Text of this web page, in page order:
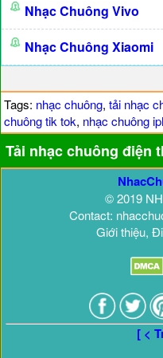
Nhạc Chuông Vivo
Nhạc Chuông Xiaomi
Tags: nhạc chuông, tải nhạc
chuông tik tok, nhạc chuông
Tải nhạc chuông điện
© 2019
Contact:
Giới thiệu,
[ <